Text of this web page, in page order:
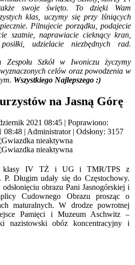
swoje święto. To dzięki Wam
klas, uczymy się przy lśniących
Pilnujecie porządku, podajecie
szatnie, naprawiacie cieknący kran,
udzielacie niezbędnych rad.
Zespołu Szkół w Iwoniczu życzymy
celów oraz powodzenia w
Wszystkiego Najlepszego :)
na Jasną Górę
2021 08:45 | Poprawiono:
08:48 | Administrator| Odsłony: 3157
klasy IV TŻ i UG i TMR/TPS z
Długim udały się do Częstochowy.
obrazu Pani Jasnogórskiej i
Cudownego Obrazu prosząc o
maturalnych. W drodze powrotnej
Pamięci i Muzeum Aschwitz –
nazistowski obóz koncentracyjny i